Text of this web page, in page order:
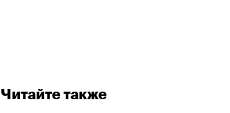
Читайте также